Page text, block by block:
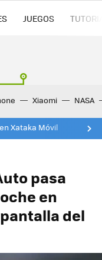
JUEGOS
Xiaomi NASA
Xataka Móvil
pasa
en
del